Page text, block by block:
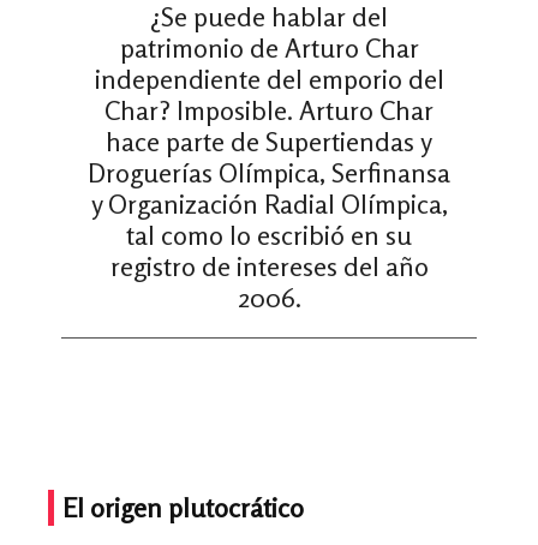
¿Se puede hablar del
patrimonio de Arturo Char
independiente del emporio del
Char? Imposible. Arturo Char
hace parte de Supertiendas y
Droguerías Olímpica, Serfinansa
y Organización Radial Olímpica,
tal como lo escribió en su
registro de intereses del año
2006.
El origen plutocrático